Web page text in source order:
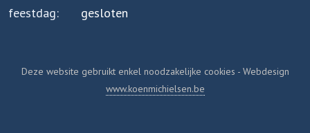
feestdag
gesloten
Deze website gebruikt enkel noodzakelijke cookies - Webdesign
www.koenmichielsen.be